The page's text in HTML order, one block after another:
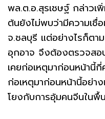
พล.ต.อ.สุรเชษฐ์ กล่าวเ
ต้นยังไม่พบว่ามีความเ
จ.ชลบุรี แต่อย่างไรก็ต
อุกอาจ จึงต้องตรวจสอ
เคยก่อเหตุมาก่อนหน้านี้
ก่อเหตุมาก่อนหน้านี้อย่
โยงกับการอุ้มคนจีนใน